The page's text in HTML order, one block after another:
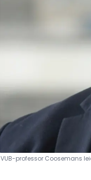
VUB-professor Coosemans